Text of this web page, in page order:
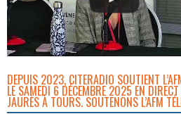
DEPUIS 2023, CITERADIO SOUTIENT
LE SAMEDI 6 DÉCEMBRE 2025 EN
JAURÈS À TOURS. SOUTENONS L’AFM